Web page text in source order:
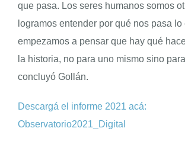
que pasa. Los seres humanos somos
logramos entender por qué nos pasa
empezamos a pensar que hay qué
la historia, no para uno mismo sino
concluyó Gollán.
Descargá el informe 2021 acá:
Observatorio2021_Digital